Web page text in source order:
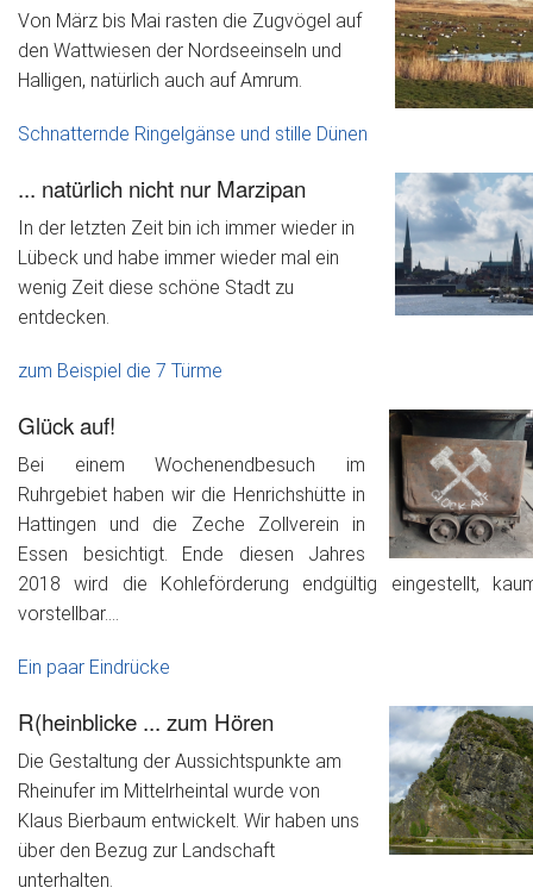
Von März bis Mai rasten die Zugvögel auf
den Wattwiesen der Nordseeinseln und
Halligen, natürlich auch auf Amrum.
Schnatternde Ringelgänse und stille Dünen
... natürlich nicht nur Marzipan
In der letzten Zeit bin ich immer wieder in
Lübeck und habe immer wieder mal ein
wenig Zeit diese schöne Stadt zu
entdecken.
zum Beispiel die 7 Türme
Glück auf!
Bei einem Wochenendbesuch im
Ruhrgebiet haben wir die Henrichshütte in
Hattingen und die Zeche Zollverein in
Essen besichtigt. Ende diesen Jahres
2018 wird die Kohleförderung endgültig eingestellt,
vorstellbar....
Ein paar Eindrücke
R(heinblicke ... zum Hören
Die Gestaltung der Aussichtspunkte am
Rheinufer im Mittelrheintal wurde von
Klaus Bierbaum entwickelt. Wir haben uns
über den Bezug zur Landschaft
unterhalten.